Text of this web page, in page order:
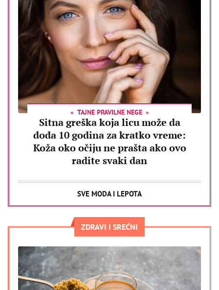
TAJNE PRAVILNE NEGE
Sitna greška koja licu može da
doda 10 godina za kratko vreme:
Koža oko očiju ne prašta ako ovo
radite svaki dan
SVE MODA I LEPOTA
ZDRAVI I SREĆNI